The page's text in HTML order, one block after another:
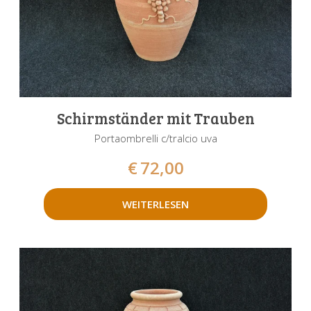
Schirmständer mit Trauben
Portaombrelli c/tralcio uva
€72,00
WEITERLESEN